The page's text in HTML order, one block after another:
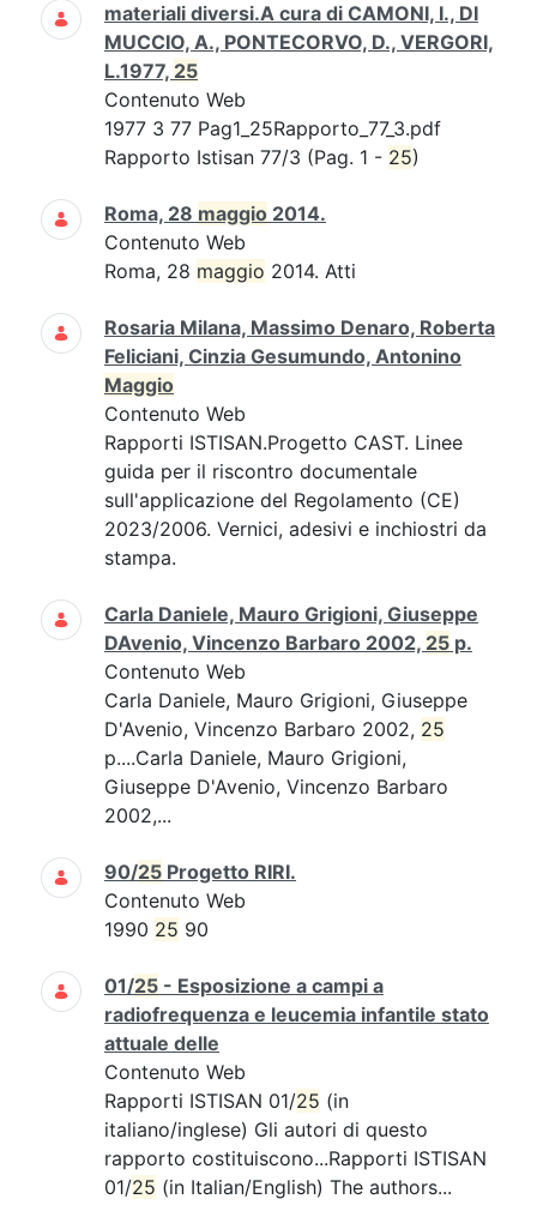
materiali diversi.A cura di CAMONI, I., DI
MUCCIO, A., PONTECORVO, D., VERGORI,
L.1977, 25
Contenuto Web
1977 3 77 Pag1_25Rapporto_77_3.pdf
Rapporto Istisan 77/3 (Pag. 1 - 25)
Roma, 28 maggio 2014.
Contenuto Web
Roma, 28 maggio 2014. Atti
Rosaria Milana, Massimo Denaro, Roberta
Feliciani, Cinzia Gesumundo, Antonino
Maggio
Contenuto Web
Rapporti ISTISAN.Progetto CAST. Linee
guida per il riscontro documentale
sull'applicazione del Regolamento (CE)
2023/2006. Vernici, adesivi e inchiostri da
stampa.
Carla Daniele, Mauro Grigioni, Giuseppe
DAvenio, Vincenzo Barbaro 2002, 25 p.
Contenuto Web
Carla Daniele, Mauro Grigioni, Giuseppe
D'Avenio, Vincenzo Barbaro 2002, 25
p....Carla Daniele, Mauro Grigioni,
Giuseppe D'Avenio, Vincenzo Barbaro
2002,...
90/25 Progetto RIRI.
Contenuto Web
1990 25 90
01/25 - Esposizione a campi a
radiofrequenza e leucemia infantile stato
attuale delle
Contenuto Web
Rapporti ISTISAN 01/25 (in
italiano/inglese) Gli autori di questo
rapporto costituiscono...Rapporti ISTISAN
01/25 (in Italian/English) The authors...